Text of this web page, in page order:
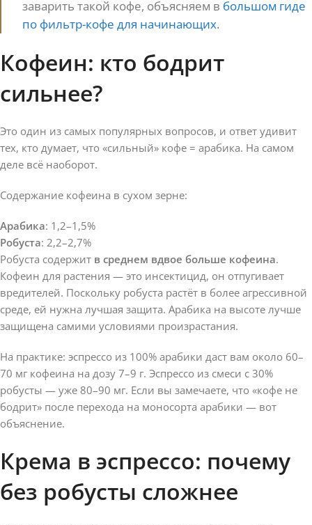
заварить такой кофе, объясняем в большом гиде
по фильтр-кофе для начинающих.
Кофеин: кто бодрит
сильнее?
Это один из самых популярных вопросов, и ответ удивит
тех, кто думает, что «сильный» кофе = арабика. На самом
деле всё наоборот.
Содержание кофеина в сухом зерне:
Арабика: 1,2–1,5%
Робуста: 2,2–2,7%
Робуста содержит в среднем вдвое больше кофеина.
Кофеин для растения — это инсектицид, он отпугивает
вредителей. Поскольку робуста растёт в более агрессивной
среде, ей нужна лучшая защита. Арабика на высоте лучше
защищена самими условиями произрастания.
На практике: эспрессо из 100% арабики даст вам около 60–
70 мг кофеина на дозу 7–9 г. Эспрессо из смеси с 30%
робусты — уже 80–90 мг. Если вы замечаете, что «кофе не
бодрит» после перехода на моносорта арабики — вот
объяснение.
Крема в эспрессо: почему
без робусты сложнее